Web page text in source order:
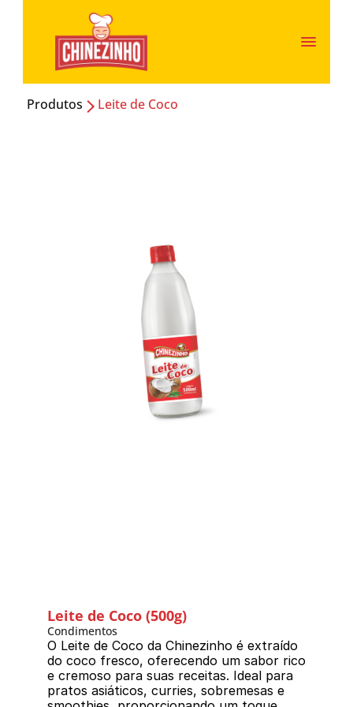
Produtos Leite de Coco
Leite de Coco (500g)
Condimentos
O Leite de Coco da Chinezinho é extraído
do coco fresco, oferecendo um sabor rico
e cremoso para suas receitas. Ideal para
pratos asiáticos, curries, sobremesas e